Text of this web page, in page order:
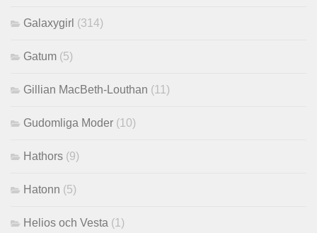
Galaxygirl (314)
Gatum (5)
Gillian MacBeth-Louthan (11)
Gudomliga Moder (10)
Hathors (9)
Hatonn (5)
Helios och Vesta (1)